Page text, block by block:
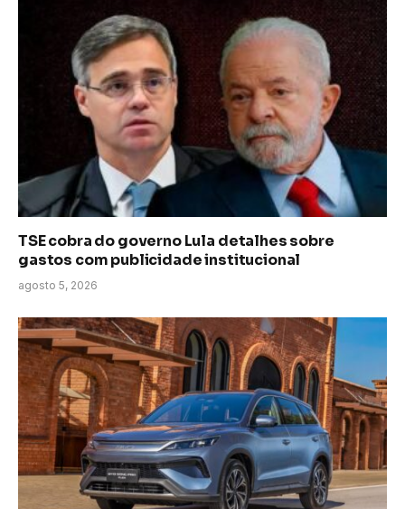
TSE cobra do governo Lula detalhes sobre
gastos com publicidade institucional
agosto 5, 2026